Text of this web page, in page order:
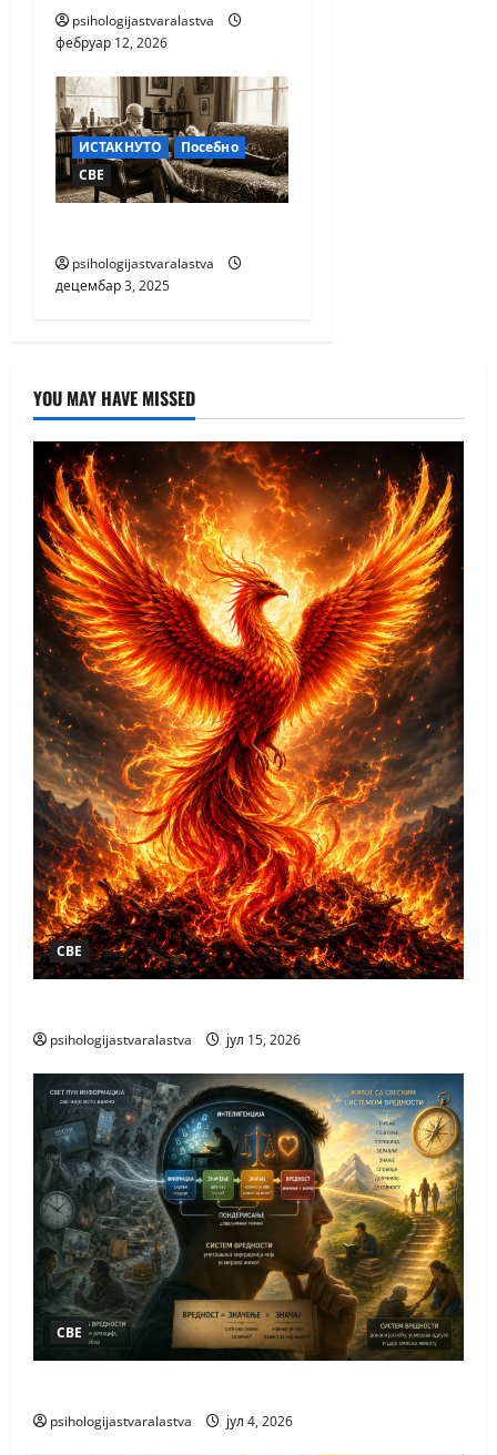
psihologijastvaralastva
фебруар 12, 2026
ИСТАКНУТО
Посебно
СВЕ
psihologijastvaralastva
децембар 3, 2025
YOU MAY HAVE MISSED
СВЕ
psihologijastvaralastva јул 15, 2026
СВЕ
psihologijastvaralastva јул 4, 2026